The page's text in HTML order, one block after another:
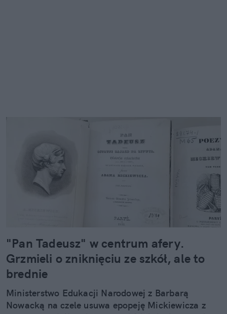
"Pan Tadeusz" w centrum afery.
Grzmieli o zniknięciu ze szkół, ale to
brednie
Ministerstwo Edukacji Narodowej z Barbarą
Nowacką na czele usuwa epopeję Mickiewicza z